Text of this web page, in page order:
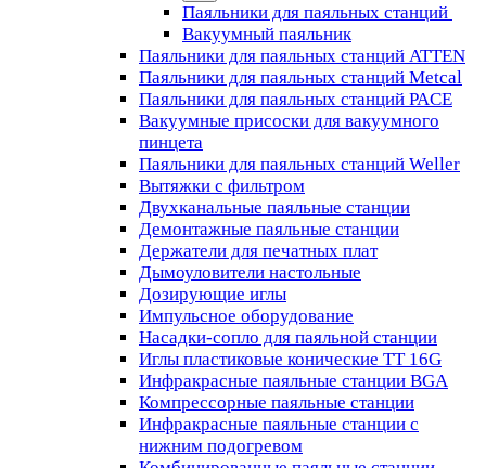
Паяльники для паяльных станций
Вакуумный паяльник
Паяльники для паяльных станций ATTEN
Паяльники для паяльных станций Metcal
Паяльники для паяльных станций PACE
Вакуумные присоски для вакуумного
пинцета
Паяльники для паяльных станций Weller
Вытяжки с фильтром
Двухканальные паяльные станции
Демонтажные паяльные станции
Держатели для печатных плат
Дымоуловители настольные
Дозирующие иглы
Импульсное оборудование
Насадки-сопло для паяльной станции
Иглы пластиковые конические TT 16G
Инфракрасные паяльные станции BGA
Компрессорные паяльные станции
Инфракрасные паяльные станции с
нижним подогревом